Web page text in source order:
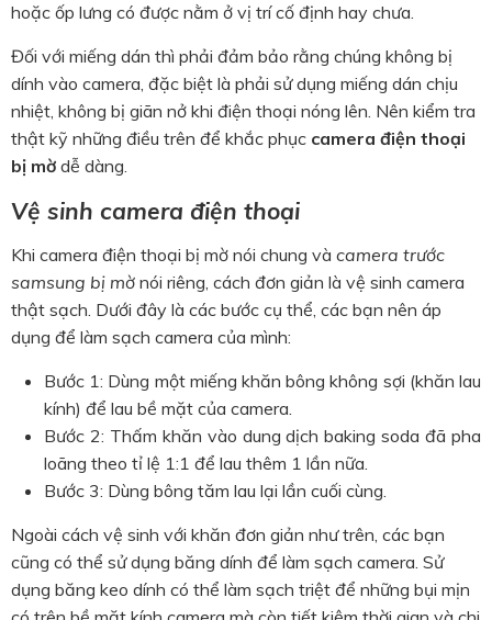
hoặc ốp lưng có được nằm ở vị trí cố định hay chưa.
Đối với miếng dán thì phải đảm bảo rằng chúng không bị
dính vào camera, đặc biệt là phải sử dụng miếng dán chịu
nhiệt, không bị giãn nở khi điện thoại nóng lên. Nên kiểm tra
thật kỹ những điều trên để khắc phục camera điện thoại
bị mờ dễ dàng.
Vệ sinh camera điện thoại
Khi camera điện thoại bị mờ nói chung và camera trước
samsung bị mờ nói riêng, cách đơn giản là vệ sinh camera
thật sạch. Dưới đây là các bước cụ thể, các bạn nên áp
dụng để làm sạch camera của mình:
Bước 1: Dùng một miếng khăn bông không sợi (khăn lau
kính) để lau bề mặt của camera.
Bước 2: Thấm khăn vào dung dịch baking soda đã pha
loãng theo tỉ lệ 1:1 để lau thêm 1 lần nữa.
Bước 3: Dùng bông tăm lau lại lần cuối cùng.
Ngoài cách vệ sinh với khăn đơn giản như trên, các bạn
cũng có thể sử dụng băng dính để làm sạch camera. Sử
dụng băng keo dính có thể làm sạch triệt để những bụi mịn